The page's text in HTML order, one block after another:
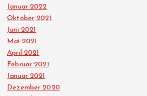
Januar 2022
Oktober 2021
Juni 2021
Mai 2021
April 2021
Februar 2021
Januar 2021
Dezember 2020